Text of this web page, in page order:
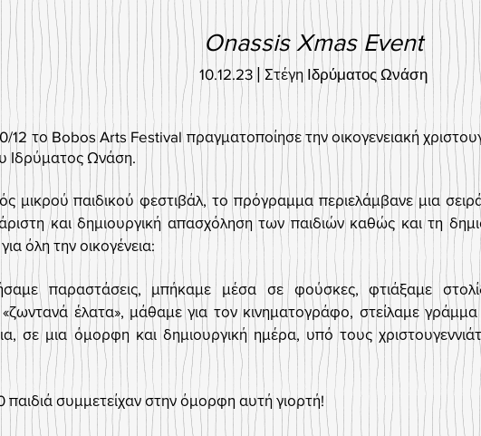
Onassis Xmas Event
10.12.23 |Στέγη Ιδρύματος Ωνάση
12 το Bobos Arts Festival πραγματοποίησε την οικογενειακή
Ιδρύματος Ωνάση.
μικρού παιδικού φεστιβάλ, το πρόγραμμα περιελάμβανε μια
και δημιουργική απασχόληση των παιδιών καθώς και τη
όλη την οικογένεια:
παραστάσεις, μπήκαμε μέσα σε φούσκες, φτιάξαμε
έλατα», μάθαμε για τον κινηματογράφο, στείλαμε
σε μια όμορφη και δημιουργική ημέρα, υπό τους
συμμετείχαν στην όμορφη αυτή γιορτή!